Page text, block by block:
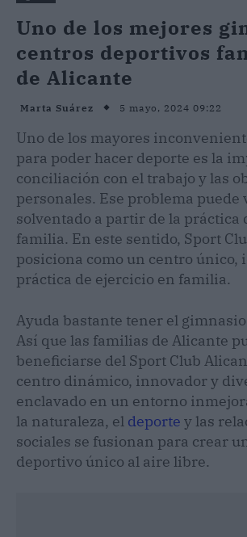
Uno de los mejores
centros deportivos
de Alicante
Marta Suárez 5 mayo, 2024 09:22
Uno de los mayores
para poder hacer deporte es la
conciliación con el trabajo y las
personales. Ese problema puede
solventado a partir de la práctica
familia. En este sentido, Sport
posiciona como un centro único,
práctica de ejercicio en familia.
Ayuda bastante tener el gimnasio
Así que las familias de Alicante
beneficiarse del Sport Club
centro dinámico, innovador y
enclavado en un entorno
la naturaleza, el deporte y las
sociales se fusionan para crear
deportivo único al aire libre.